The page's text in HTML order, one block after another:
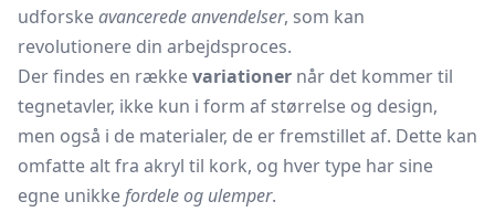
udforskeavancerede anvendelser, som kan
revolutionere din arbejdsproces.
Der findes en rækkevariationer når det kommer til
tegnetavler, ikke kun i form af størrelse og design,
men også i de materialer, de er fremstillet af. Dette kan
omfatte alt fra akryl til kork, og hver type har sine
egne unikkefordele og ulemper.